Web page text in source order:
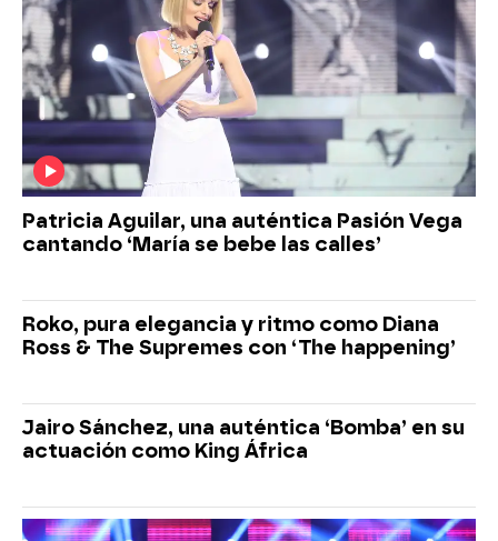
Patricia Aguilar, una auténtica Pasión Vega
cantando ‘María se bebe las calles’
Roko, pura elegancia y ritmo como Diana
Ross & The Supremes con ‘The happening’
Jairo Sánchez, una auténtica ‘Bomba’ en su
actuación como King África